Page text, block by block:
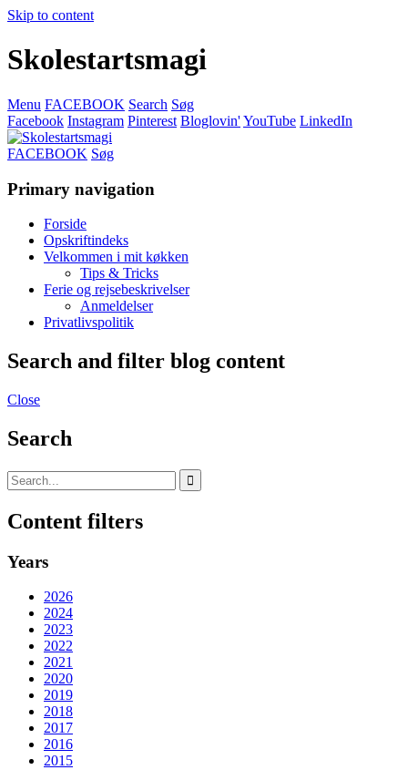
Skip to content
Skolestartsmagi
Menu FACEBOOK Search Søg
Facebook Instagram Pinterest Bloglovin'YouTube LinkedIn
FACEBOOK Søg
Primary navigation
Forside
Opskriftindeks
Velkommen i mit køkken
Tips & Tricks
Ferie og rejsebeskrivelser
Anmeldelser
Privatlivspolitik
Search and filter blog content
Close
Search
Content filters
Years
2026
2024
2023
2022
2021
2020
2019
2018
2017
2016
2015